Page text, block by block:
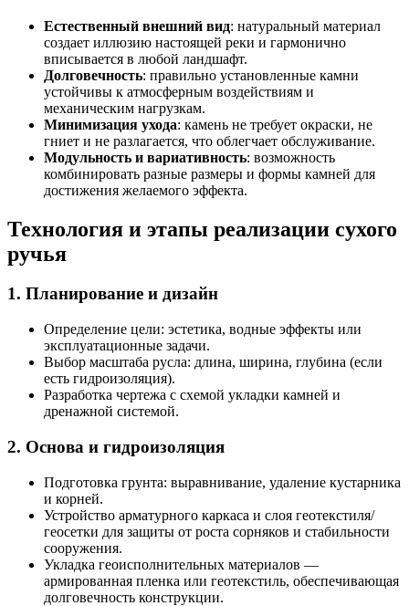
Естественный внешний вид: натуральный материал
создает иллюзию настоящей реки и гармонично
вписывается в любой ландшафт.
Долговечность: правильно установленные камни
устойчивы к атмосферным воздействиям и
механическим нагрузкам.
Минимизация ухода: камень не требует окраски, не
гниет и не разлагается, что облегчает обслуживание.
Модульность и вариативность: возможность
комбинировать разные размеры и формы камней для
достижения желаемого эффекта.
Технология и этапы реализации сухого
ручья
1. Планирование и дизайн
Определение цели: эстетика, водные эффекты или
эксплуатационные задачи.
Выбор масштаба русла: длина, ширина, глубина (если
есть гидроизоляция).
Разработка чертежа с схемой укладки камней и
дренажной системой.
2. Основа и гидроизоляция
Подготовка грунта: выравнивание, удаление кустарника
и корней.
Устройство арматурного каркаса и слоя геотекстиля/
геосетки для защиты от роста сорняков и стабильности
сооружения.
Укладка геоисполнительных материалов —
армированная пленка или геотекстиль, обеспечивающая
долговечность конструкции.